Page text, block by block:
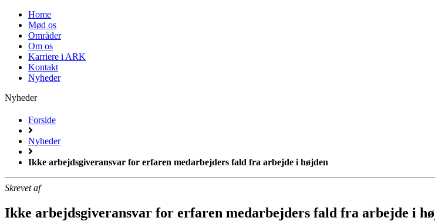
Home
Mød os
Områder
Om os
Karriere i ARK
Kontakt
Nyheder
Nyheder
Forside
Nyheder
Ikke arbejdsgiveransvar for erfaren medarbejders fald fra arbejde i højden
Skrevet af
Ikke arbejdsgiveransvar for erfaren medarbejders fald fra arbejde i